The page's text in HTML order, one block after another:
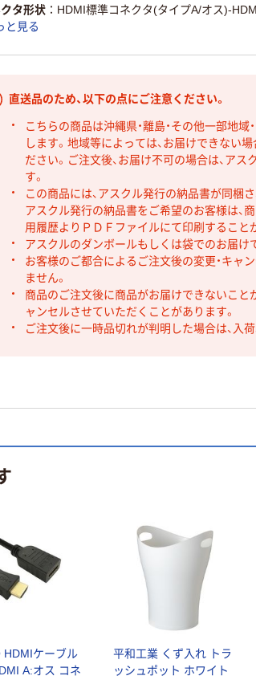
タ形状
HDMI標準コネクタ(タイプA/オス)-
と見る
直送品のため、以下の点にご注意ください。
こちらの商品は沖縄県・離島・その他一部地
します。地域等によっては、お届けできない
ださい。ご注文後、お届け不可の場合は、ア
す。
この商品には、アスクル発行の納品書が同梱
アスクル発行の納品書をご希望のお客様は、
用履歴よりＰＤＦファイルにて印刷すること
アスクルのダンボールもしくは袋でのお届け
お客様のご都合によるご注文後の変更・キャン
ません。
商品のご注文後に商品がお届けできないこと
ャンセルさせていただくことがあります。
ご注文後に一時品切れが判明した場合は、入
HDMIケーブル
A:オス コネ
平和工業 くず入れ トラ
ッシュポット ホワイト